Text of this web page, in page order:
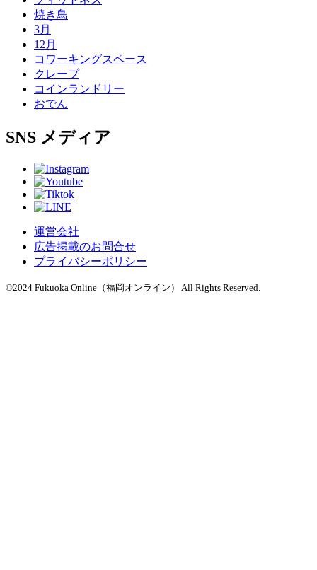
焼き鳥
3月
12月
コワーキングスペース
クレープ
コインランドリー
おでん
SNS メディア
運営会社
広告掲載のお問合せ
プライバシーポリシー
©2024 Fukuoka Online（福岡オンライン） All Rights Reserved.